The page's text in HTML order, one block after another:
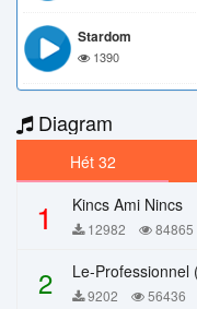
Stardom
1390
Diagram
Hét 32
1 Kincs Ami Nincs
12982 84865
2 9202 56436